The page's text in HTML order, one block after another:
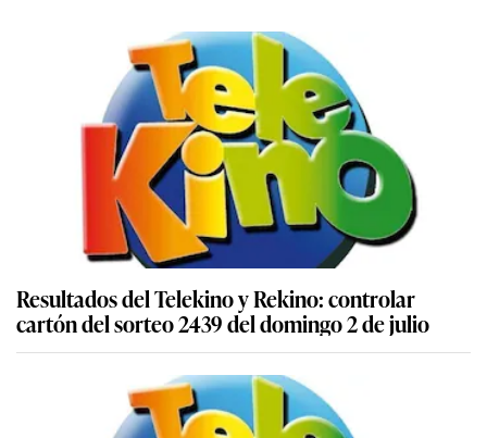
Resultados del Telekino y Rekino: controlar
cartón del sorteo 2439 del domingo 2 de julio